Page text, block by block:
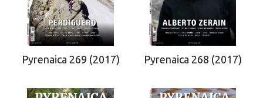
Pyrenaica 269 (2017) Pyrenaica 268 (2017)